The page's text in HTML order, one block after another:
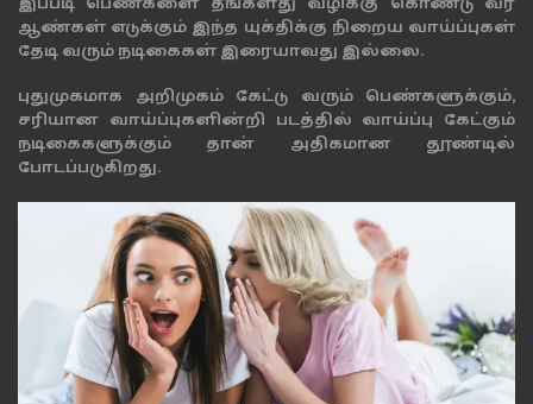
ஆண்கள் எடுக்கும் இந்த யுக்திக்கு நிறைய வாய்ப்புகள்
தேடி வரும் நடிகைகள் இரையாவது இல்லை.
புதுமுகமாக அறிமுகம் கேட்டு வரும் பெண்களுக்கும்,
சரியான வாய்ப்புகளின்றி படத்தில் வாய்ப்பு கேட்கும்
நடிகைகளுக்கும் தான் அதிகமான தூண்டில்
போடப்படுகிறது.